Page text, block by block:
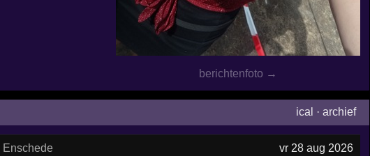
berichtenfoto →
ical · archief
Enschede vr 28 aug 2026